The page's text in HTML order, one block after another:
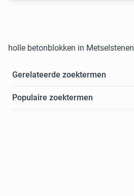
holle betonblokken in Metselstenen
Gerelateerde zoektermen
Populaire zoektermen